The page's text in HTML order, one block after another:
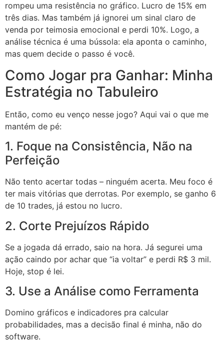
rompeu uma resistência no gráfico. Lucro de 15% em
três dias. Mas também já ignorei um sinal claro de
venda por teimosia emocional e perdi 10%. Logo, a
análise técnica é uma bússola: ela aponta o caminho,
mas quem decide o passo é você.
Como Jogar pra Ganhar: Minha
Estratégia no Tabuleiro
Então, como eu venço nesse jogo? Aqui vai o que me
mantém de pé:
1. Foque na Consistência, Não na
Perfeição
Não tento acertar todas – ninguém acerta. Meu foco é
ter mais vitórias que derrotas. Por exemplo, se ganho 6
de 10 trades, já estou no lucro.
2. Corte Prejuízos Rápido
Se a jogada dá errado, saio na hora. Já segurei uma
ação caindo por achar que “ia voltar” e perdi R$ 3 mil.
Hoje, stop é lei.
3. Use a Análise como Ferramenta
Domino gráficos e indicadores pra calcular
probabilidades, mas a decisão final é minha, não do
software.